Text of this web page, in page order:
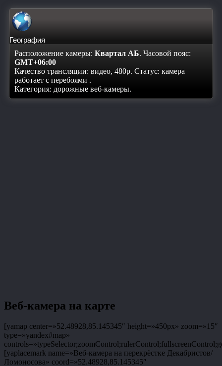
География
Расположение камеры: Квартал АБ. Часовой пояс:
GMT+06:00
Качество трансляции: видео, 480p. Статус: камера
работает с перебоями .
Категория: дорожные веб-камеры.
Веб-камера на карте
[yamap center=»52.48928,85.145345″ height=»450px» zoom=»15″
type=»yandex#map»
[yaplacemark name=»Веб-камера на перекрёстке Декабристов/
Ломоносова» coord=»52.48928,85.145345″